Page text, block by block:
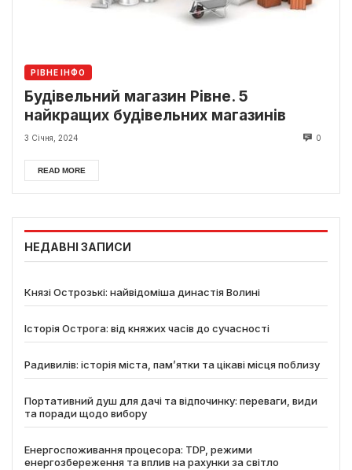
РІВНЕ ІНФО
Будівельний магазин Рівне. 5
найкращих будівельних магазинів
3 Січня, 2024 0
READ MORE
НЕДАВНІ ЗАПИСИ
Князі Острозькі: найвідоміша династія Волині
Історія Острога: від княжих часів до сучасності
Радивилів: історія міста, пам’ятки та цікаві місця поблизу
Портативний душ для дачі та відпочинку: переваги, види
та поради щодо вибору
Енергоспоживання процесора: TDP, режими
енергозбереження та вплив на рахунки за світло